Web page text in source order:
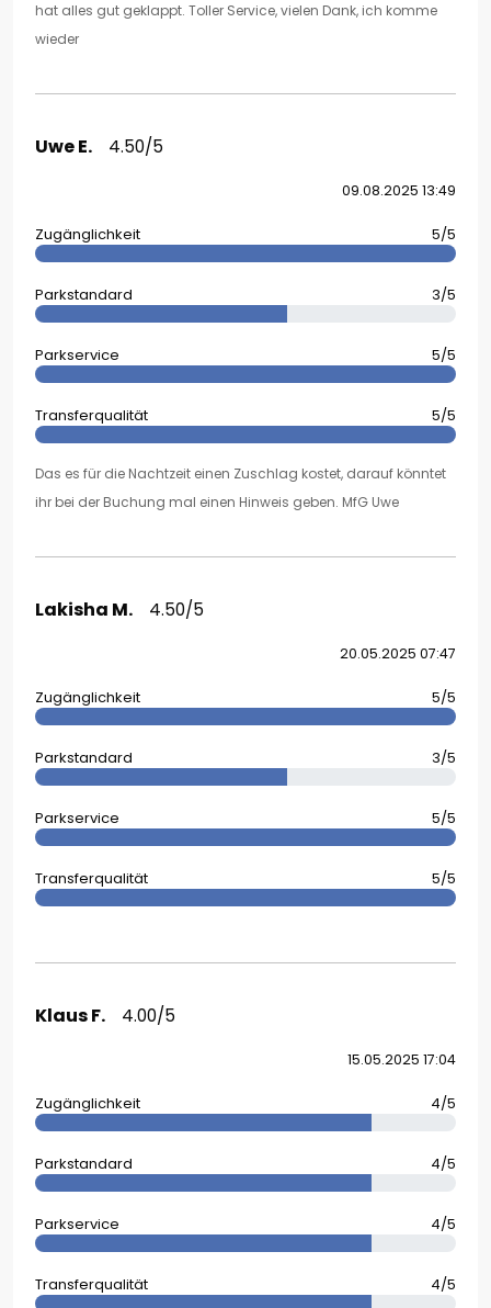
hat alles gut geklappt. Toller Service, vielen Dank, ich komme
wieder
Uwe E. 4.50/5
09.08.2025 13:49
Zugänglichkeit 5/5
Parkstandard 3/5
Parkservice 5/5
Transferqualität 5/5
Das es für die Nachtzeit einen Zuschlag kostet, darauf könntet
ihr bei der Buchung mal einen Hinweis geben. MfG Uwe
Lakisha M. 4.50/5
20.05.2025 07:47
Zugänglichkeit 5/5
Parkstandard 3/5
Parkservice 5/5
Transferqualität 5/5
Klaus F. 4.00/5
15.05.2025 17:04
Zugänglichkeit 4/5
Parkstandard 4/5
Parkservice 4/5
Transferqualität 4/5